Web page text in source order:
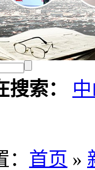
索：
： 首页 »